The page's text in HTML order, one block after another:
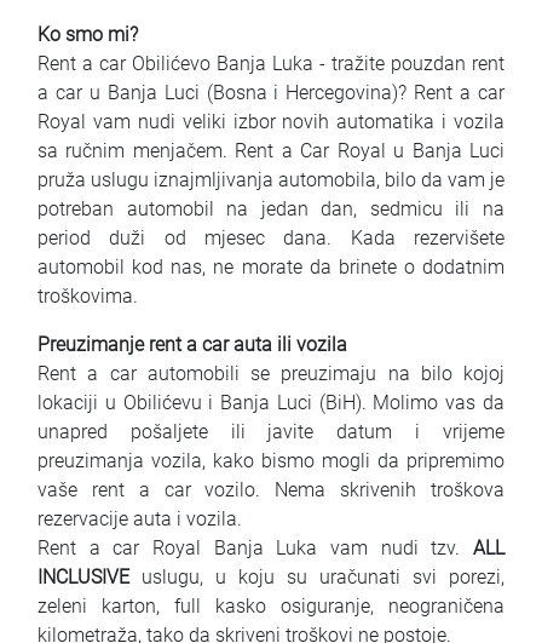
Ko smo mi?
Rent a car Obilićevo Banja Luka - tražite pouzdan rent
a car u Banja Luci (Bosna i Hercegovina)? Rent a car
Royal vam nudi veliki izbor novih automatika i vozila
sa ručnim menjačem. Rent a Car Royal u Banja Luci
pruža uslugu iznajmljivanja automobila, bilo da vam je
potreban automobil na jedan dan, sedmicu ili na
period duži od mjesec dana. Kada rezervišete
automobil kod nas, ne morate da brinete o dodatnim
troškovima.
Preuzimanje rent a car auta ili vozila
Rent a car automobili se preuzimaju na bilo kojoj
lokaciji u Obilićevu i Banja Luci (BiH). Molimo vas da
unapred pošaljete ili javite datum i vrijeme
preuzimanja vozila, kako bismo mogli da pripremimo
vaše rent a car vozilo. Nema skrivenih troškova
rezervacije auta i vozila.
Rent a car Royal Banja Luka vam nudi tzv. ALL
INCLUSIVEuslugu, u koju su uračunati svi porezi,
zeleni karton, full kasko osiguranje, neograničena
kilometraža, tako da skriveni troškovi ne postoje.